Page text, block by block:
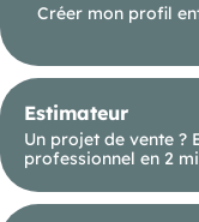
Créer mon profil
Estimateur
Un projet de vente ?
professionnel en 2